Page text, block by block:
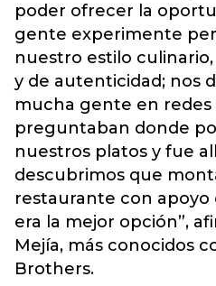
poder ofrecer la
gente experimente
nuestro estilo
y de autenticidad; nos
mucha gente en redes
preguntaban donde
nuestros platos y fue
descubrimos que
restaurante con apoyo
era la mejor opción”,
Mejía, más conocidos
Brothers.